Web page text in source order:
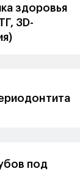
здоровья
3D-
под